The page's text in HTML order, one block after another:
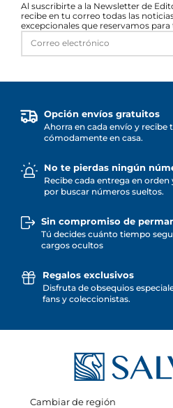
Al suscribirte a la Newsletter de
recibe en tu correo todas las
excepcionales que reservamos
Opción envíos gratuitos
Ahorra en cada envío y recibe
cómodamente en casa.
No te pierdas ningún
Recibe cada entrega en
por buscar números sueltos.
Sin compromiso de
Tú decides cuánto tiempo
cargos ocultos
Regalos exclusivos
Disfruta de obsequios
fans y coleccionistas.
Cambiar de región